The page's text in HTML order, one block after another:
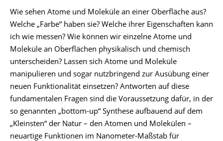
Wie sehen Atome und Moleküle an einer Oberfläche aus?
Welche „Farbe“ haben sie? Welche ihrer Eigenschaften kann
ich wie messen? Wie können wir einzelne Atome und
Moleküle an Oberflächen physikalisch und chemisch
unterscheiden? Lassen sich Atome und Moleküle
manipulieren und sogar nutzbringend zur Ausübung einer
neuen Funktionalität einsetzen? Antworten auf diese
fundamentalen Fragen sind die Voraussetzung dafür, in der
so genannten „bottom-up“ Synthese aufbauend auf dem
„Kleinsten“ der Natur – den Atomen und Molekülen –
neuartige Funktionen im Nanometer-Maßstab für